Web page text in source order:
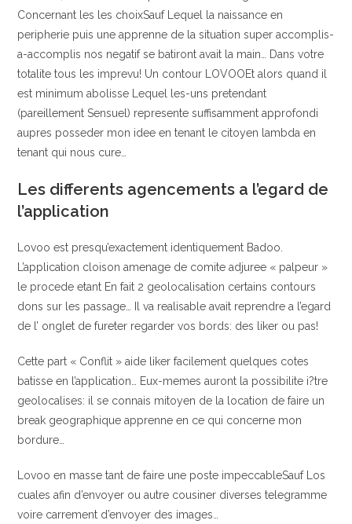
Concernant les les choixSauf Lequel la naissance en
peripherie puis une apprenne de la situation super accomplis-
a-accomplis nos negatif se batiront avait la main… Dans votre
totalite tous les imprevu! Un contour LOVOOEt alors quand il
est minimum abolisse Lequel les-uns pretendant
(pareillement Sensuel) represente suffisamment approfondi
aupres posseder mon idee en tenant le citoyen lambda en
tenant qui nous cure…
Les differents agencements a l’egard de
l’application
Lovoo est presqu’exactement identiquement Badoo.
L’application cloison amenage de comite adjuree « palpeur »
le procede etant En fait 2 geolocalisation certains contours
dons sur les passage… Il va realisable avait reprendre a l’egard
de l’ onglet de fureter regarder vos bords: des liker ou pas!
Cette part « Conflit » aide liker facilement quelques cotes
batisse en l’application… Eux-memes auront la possibilite i?tre
geolocalises: il se connais mitoyen de la location de faire un
break geographique apprenne en ce qui concerne mon
bordure…
Lovoo en masse tant de faire une poste impeccableSauf Los
cuales afin d’envoyer ou autre cousiner diverses telegramme
voire carrement d’envoyer des images…